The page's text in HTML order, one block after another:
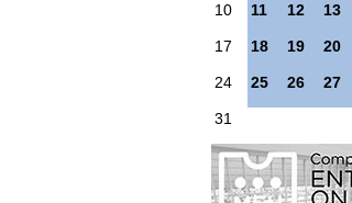
10 11 12 13
17 18 19 20
24 25 26 27
31